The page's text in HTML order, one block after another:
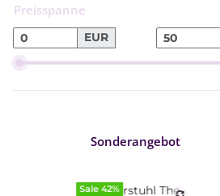
Preisspanne
EUR
Sonderangebot
Sale 42%